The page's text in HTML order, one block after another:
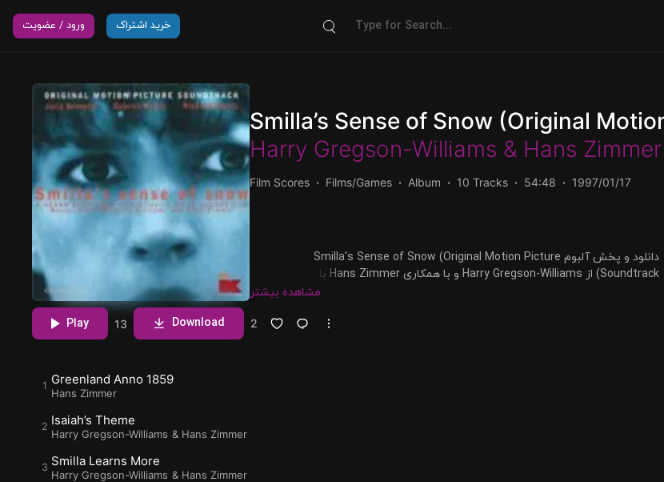
خرید اشتراک ورود / عضویت
Smilla’s Sense of Snow (Original
Harry Gregson-Williams & Hans Zimmer
Film Scores Films/Games Album 10 Tracks 54:48 1997/01/17
دانلود و پخش آلبوم Smilla's Sense of Snow (Original Motion Picture
مشاهده بیشتر
Play 13 Download 2
Greenland Anno 1859
Hans Zimmer
Isaiah’s Theme
Harry Gregson-Williams & Hans Zimmer
Smilla Learns More
Harry Gregson-Williams & Hans Zimmer